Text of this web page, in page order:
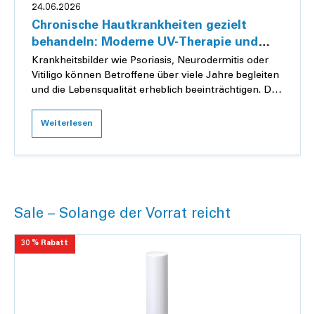
24.06.2026
Chronische Hautkrankheiten gezielt
behandeln: Moderne UV-Therapie und
Phototherapie in der Dermatologie
Krankheitsbilder wie Psoriasis, Neurodermitis oder
Vitiligo können Betroffene über viele Jahre begleiten
und die Lebensqualität erheblich beeinträchtigen. Die
Weiterlesen
Sale – Solange der Vorrat reicht
30 % Rabatt